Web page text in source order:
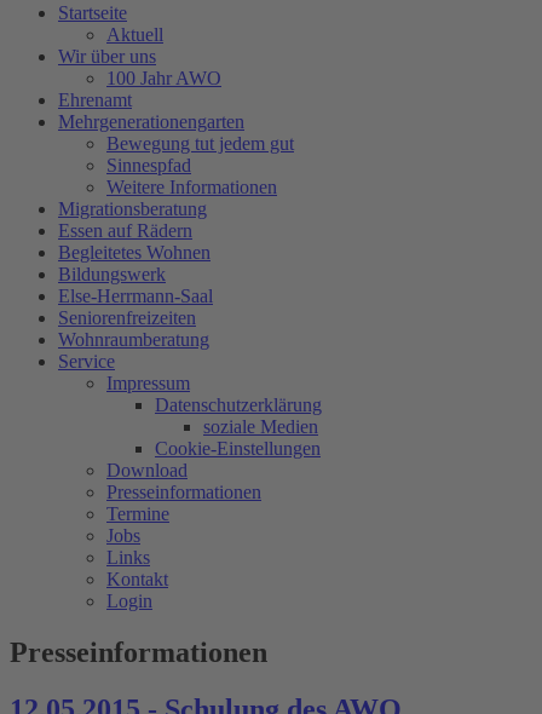
Startseite
Aktuell
Wir über uns
100 Jahr AWO
Ehrenamt
Mehrgenerationengarten
Bewegung tut jedem gut
Sinnespfad
Weitere Informationen
Migrationsberatung
Essen auf Rädern
Begleitetes Wohnen
Bildungswerk
Else-Herrmann-Saal
Seniorenfreizeiten
Wohnraumberatung
Service
Impressum
Datenschutzerklärung
soziale Medien
Cookie-Einstellungen
Download
Presseinformationen
Termine
Jobs
Links
Kontakt
Login
Presseinformationen